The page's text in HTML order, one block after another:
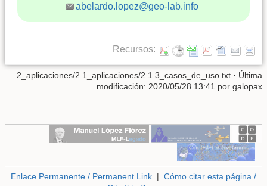
abelardo.lopez@geo-lab.info
Recursos:
2_aplicaciones/2.1_aplicaciones/2.1.3_casos_de_uso.txt · Última
modificación: 2020/05/28 13:41 por galopax
Enlace Permanente / Permanent Link | Cómo citar esta página /